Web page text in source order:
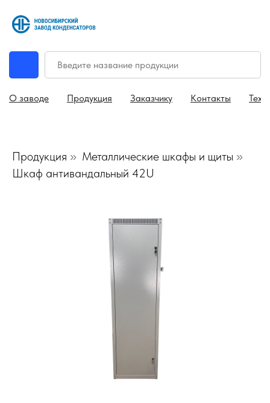
О заводе Продукция Заказчику Контакты
Продукция » Металлические шкафы и щиты »
Шкаф антивандальный 42U